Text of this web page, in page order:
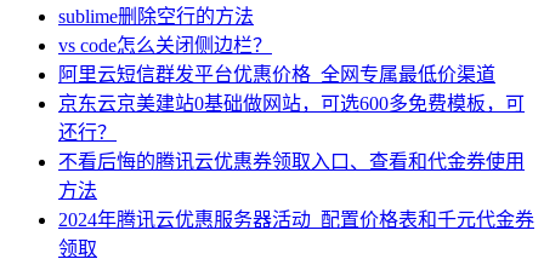
sublime删除空行的方法
vs code怎么关闭侧边栏？
阿里云短信群发平台优惠价格_全网专属最低价渠道
京东云京美建站0基础做网站，可选600多免费模板，可
还行？
不看后悔的腾讯云优惠券领取入口、查看和代金券使用
方法
2024年腾讯云优惠服务器活动_配置价格表和千元代金券
领取